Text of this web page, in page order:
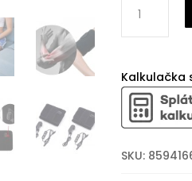
světelnou
pro
uvolnění
bolesti
BeautyRelax
množství
Kalkulačka
SKU: